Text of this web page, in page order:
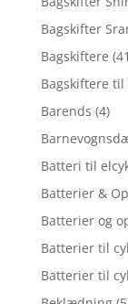
Bagskifter
Bagskiftere
Bagskiftere til
Barends (4)
Batteri til
Batterier &
Batterier og
Batterier til
Batterier til